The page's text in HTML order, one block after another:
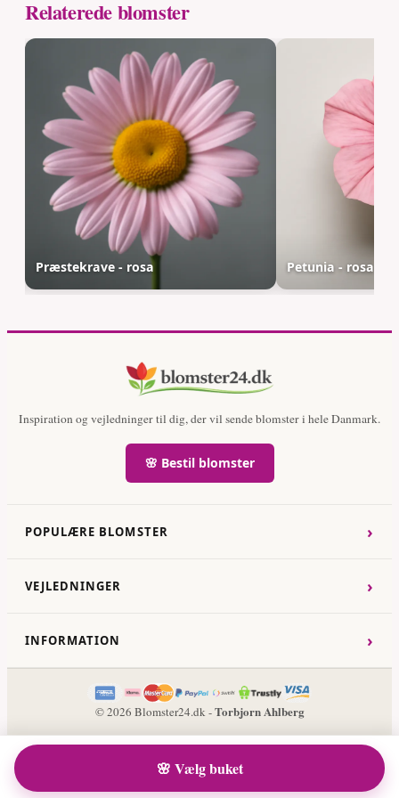
Relaterede blomster
Præstekrave - rosa Petunia - rosa
Inspiration og vejledninger til dig, der vil sende blomster i hele Danmark.
🌸 Bestil blomster
POPULÆRE BLOMSTER ›
VEJLEDNINGER ›
INFORMATION ›
© 2026 Blomster24.dk -Torbjorn Ahlberg
🌸 Vælg buket